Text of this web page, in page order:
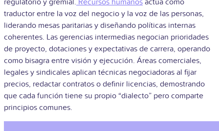
regulatorio y gremial. Recursos humanos actúa como
traductor entre la voz del negocio y la voz de las personas,
liderando mesas paritarias y diseñando políticas internas
coherentes. Las gerencias intermedias negocian prioridades
de proyecto, dotaciones y expectativas de carrera, operando
como bisagra entre visión y ejecución. Áreas comerciales,
legales y sindicales aplican técnicas negociadoras al fijar
precios, redactar contratos o definir licencias, demostrando
que cada función tiene su propio “dialecto” pero comparte
principios comunes.